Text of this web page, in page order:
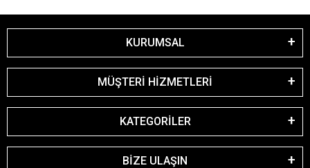
KURUMSAL
MÜŞTERİ HİZMETLERİ
KATEGORİLER
BİZE ULAŞIN